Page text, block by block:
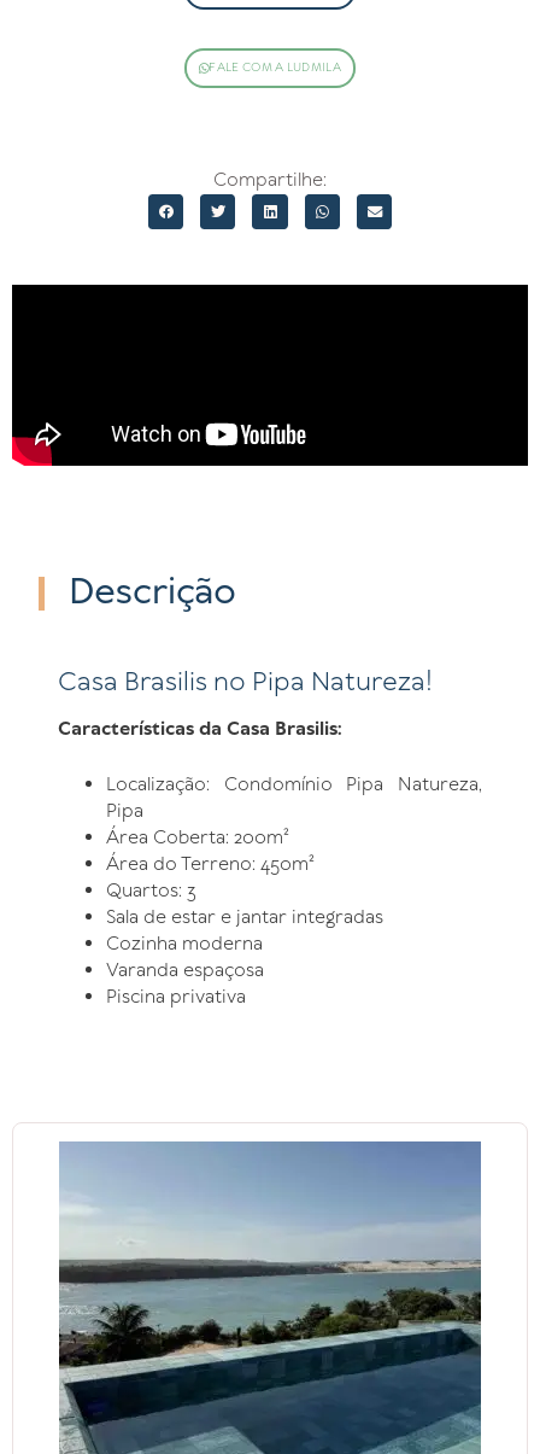
FALE COM A LUDMILA
Compartilhe:
Descrição
Casa Brasilis no Pipa Natureza!
Características da Casa Brasilis:
Localização: Condomínio Pipa Natureza,
Pipa
Área Coberta: 200m²
Área do Terreno: 450m²
Quartos: 3
Sala de estar e jantar integradas
Cozinha moderna
Varanda espaçosa
Piscina privativa